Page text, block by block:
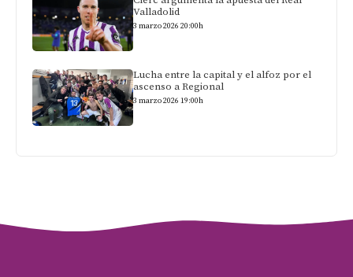
Valladolid
3 marzo 2026 20:00h
Lucha entre la capital y el alfoz por el
ascenso a Regional
3 marzo 2026 19:00h